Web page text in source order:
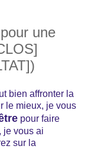
une
bien affronter la
le mieux, je vous
pour faire
je vous ai
sur la